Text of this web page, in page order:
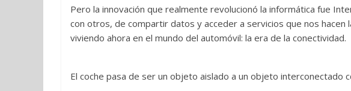
Pero la innovación que realmente revolucionó la informática fue
con otros, de compartir datos y acceder a servicios que nos hacen
viviendo ahora en el mundo del automóvil: la era de la conectividad.
El coche pasa de ser un objeto aislado a un objeto interconectado